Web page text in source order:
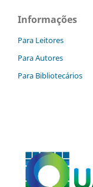
Informações
Para Leitores
Para Autores
Para Bibliotecários